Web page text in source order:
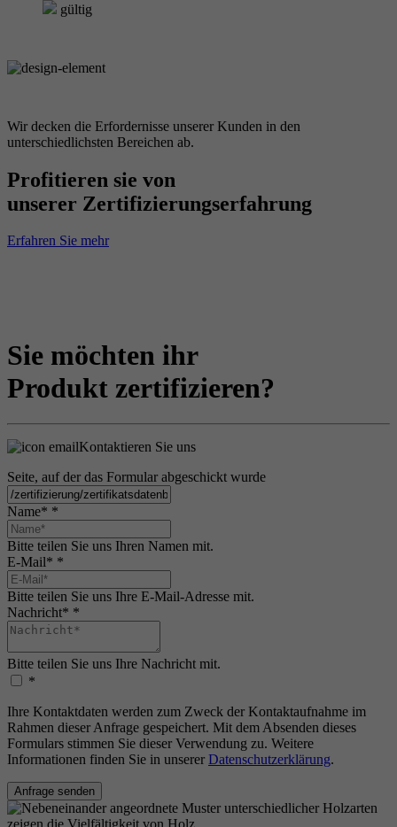
gültig
Wir decken die Erfordernisse unserer Kunden in den
unterschiedlichsten Bereichen ab.
Profitieren sie von
unserer Zertifizierungserfahrung
Erfahren Sie mehr
Sie möchten ihr
Produkt zertifizieren?
Kontaktieren Sie uns
Seite, auf der das Formular abgeschickt wurde
Name* *
Bitte teilen Sie uns Ihren Namen mit.
E-Mail* *
Bitte teilen Sie uns Ihre E-Mail-Adresse mit.
Nachricht* *
Bitte teilen Sie uns Ihre Nachricht mit.
*
Ihre Kontaktdaten werden zum Zweck der Kontaktaufnahme im
Rahmen dieser Anfrage gespeichert. Mit dem Absenden dieses
Formulars stimmen Sie dieser Verwendung zu. Weitere
Informationen finden Sie in unserer Datenschutzerklärung.
Anfrage senden